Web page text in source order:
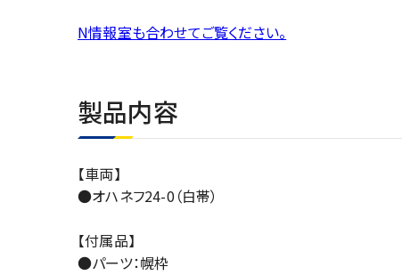
N情報室も合わせてご覧ください。
製品内容
【車両】
●オハネフ24-0（白帯）
【付属品】
●パーツ：幌枠